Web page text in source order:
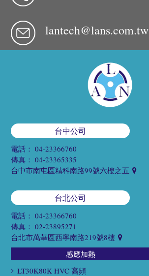
lantech@lans.com.tw
台中公司
電話：04-23366760
傳真：04-23365335
台中市南屯區精科南路99號六樓之五
台北公司
電話：04-23366760
傳真：02-23895271
台北市萬華區西寧南路219號8樓
感應加熱
LT30K80K HVC 高頻